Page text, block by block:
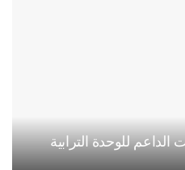
الداعم للوحدة الترابية